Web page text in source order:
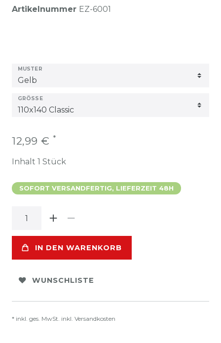
Artikelnummer EZ-6001
MUSTER
GRÖSSE
12,99 € *
Inhalt 1 Stück
SOFORT VERSANDFERTIG, LIEFERZEIT 48H
IN DEN WARENKORB
WUNSCHLISTE
* inkl. ges. MwSt. inkl. Versandkosten